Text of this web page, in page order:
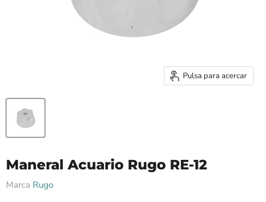
Pulsa para acercar
Maneral Acuario Rugo RE-12
Marca Rugo